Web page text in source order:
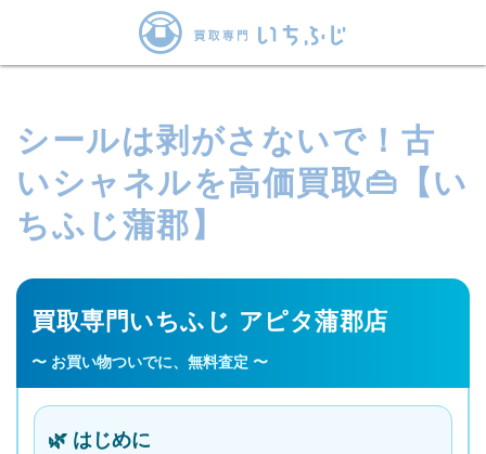
シールは剥がさないで！古
いシャネルを高価買取👜【い
ちふじ蒲郡】
買取専門いちふじ アピタ蒲郡店
〜 お買い物ついでに、無料査定 〜
🌿 はじめに